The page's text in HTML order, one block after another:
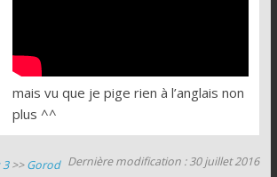
mais vu que je pige rien à l’anglais non
plus ^^
Dernière modification : 30 juillet 2016
3>>Gorod